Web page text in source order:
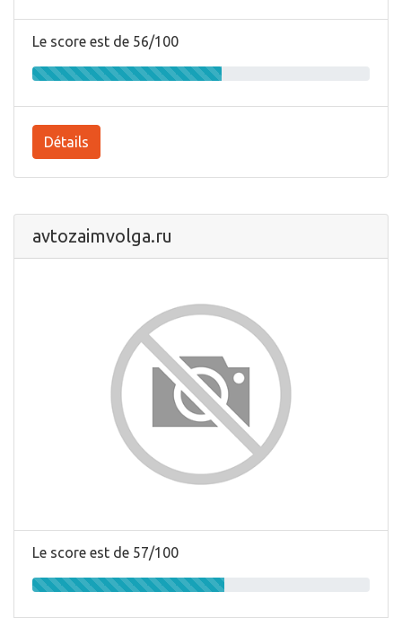
Le score est de 56/100
Détails
avtozaimvolga.ru
Le score est de 57/100